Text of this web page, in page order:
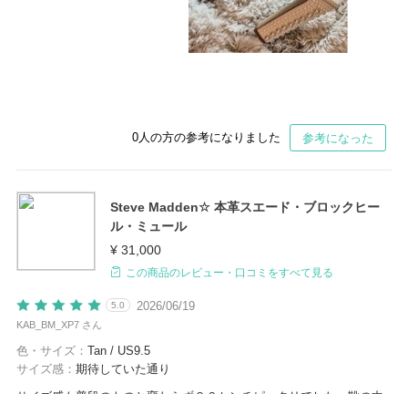
0人の方の参考になりました 参考になった
Steve Madden☆ 本革スエード・ブロックヒー
ル・ミュール
¥ 31,000
この商品のレビュー・口コミをすべて見る
2026/06/19
5.0
KAB_BM_XP7 さん
色・サイズ： Tan / US9.5
サイズ感： 期待していた通り